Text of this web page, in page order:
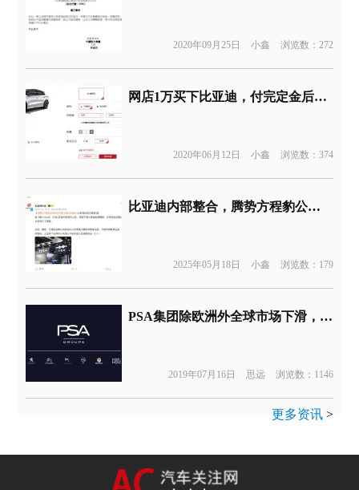
2020年09月25日 小鑫 浏览数：272
网店1万买下比亚迪，付完定金后4S店拒发货：价格标错了
2020年06月12日 小鑫 浏览数：374
比亚迪内部整合，腾势方程豹公关部回归集团
2025年05月18日 小鑫 浏览数：179
PSA集团除欧洲外全球市场下滑，中国地区卖一台C5亏8000
2019年07月16日 思远 浏览数：1146
更多资讯>